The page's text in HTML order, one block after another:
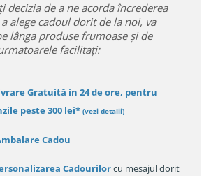
decizia de a ne acorda încrederea
alege cadoul dorit de la noi, va
lânga produse frumoase și de
facilitați:
Gratuită in 24 de ore, pentru
peste 300 lei* (vezi detalii)
Cadou
Cadourilorcu mesajul dorit